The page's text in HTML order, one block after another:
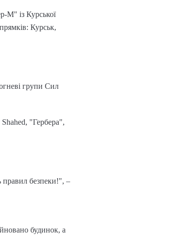
М" із Курської
Курськ,
групи Сил
"Гербера",
правил безпеки!", –
будинок, а